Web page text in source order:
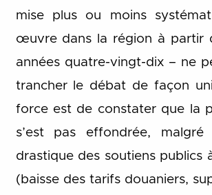
mise plus ou moins
œuvre dans la région à partir
années quatre-vingt-dix – ne
trancher le débat de façon
force est de constater que la
s’est pas effondrée,
drastique des soutiens publics
(baisse des tarifs douaniers,